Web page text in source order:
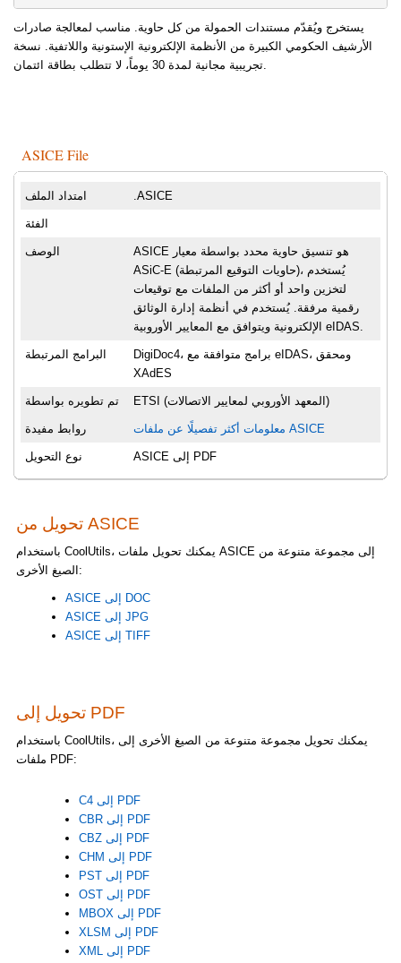
يستخرج ويُقدّم مستندات الحمولة من كل حاوية. مناسب لمعالجة صادرات
الأرشيف الحكومي الكبيرة من الأنظمة الإلكترونية الإستونية واللاتفية. نسخة
تجريبية مجانية لمدة 30 يوماً، لا تتطلب بطاقة ائتمان.
ASICE File
امتداد الملف .ASICE
الفئة
الوصف
ASICE هو تنسيق حاوية محدد بواسطة معيار
ASiC-E (حاويات التوقيع المرتبطة)، يُستخدم
لتخزين واحد أو أكثر من الملفات مع توقيعات
رقمية مرفقة. يُستخدم في أنظمة إدارة الوثائق
الإلكترونية ويتوافق مع المعايير الأوروبية eIDAS.
البرامج المرتبطة
DigiDoc4، برامج متوافقة مع eIDAS، ومحقق
XAdES
تم تطويره بواسطة ETSI (المعهد الأوروبي لمعايير الاتصالات)
روابط مفيدة معلومات أكثر تفصيلًا عن ملفات ASICE
نوع التحويل ASICE إلى PDF
تحويل من ASICE
باستخدام CoolUtils، يمكنك تحويل ملفات ASICE إلى مجموعة متنوعة من
الصيغ الأخرى:
ASICE إلى DOC
ASICE إلى JPG
ASICE إلى TIFF
تحويل إلى PDF
باستخدام CoolUtils، يمكنك تحويل مجموعة متنوعة من الصيغ الأخرى إلى
ملفات PDF:
C4 إلى PDF
CBR إلى PDF
CBZ إلى PDF
CHM إلى PDF
PST إلى PDF
OST إلى PDF
MBOX إلى PDF
XLSM إلى PDF
XML إلى PDF